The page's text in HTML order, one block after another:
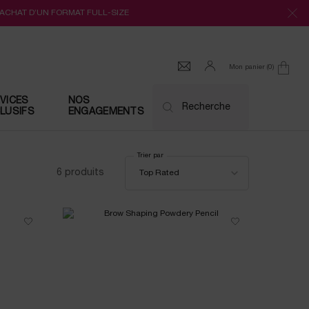
D’UN FORMAT FULL-SIZE
Mon panier 0
0 produit
NOS
ENGAGEMENTS
Recherche
6 produits
Top Rated
Trier par